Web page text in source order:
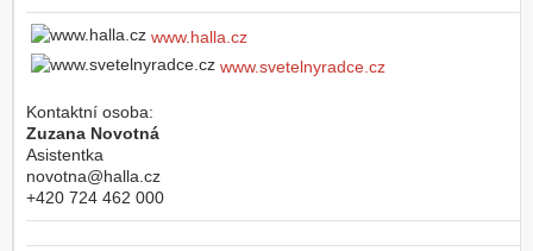
www.halla.cz
www.svetelnyradce.cz
Kontaktní osoba:
Zuzana Novotná
Asistentka
novotna@halla.cz
+420 724 462 000